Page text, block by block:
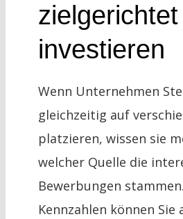
zielgerichtet
investieren
Wenn Unternehmen
gleichzeitig auf
platzieren, wissen sie
welcher Quelle die
Bewerbungen
Kennzahlen können Sie